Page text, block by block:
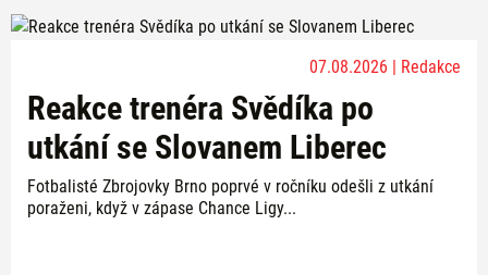
07.08.2026 | Redakce
Reakce trenéra Svědíka po
utkání se Slovanem Liberec
Fotbalisté Zbrojovky Brno poprvé v ročníku odešli z utkání
poraženi, když v zápase Chance Ligy...